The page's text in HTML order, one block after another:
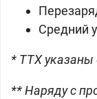
Средний
* ТТХ указаны
** Наряду с